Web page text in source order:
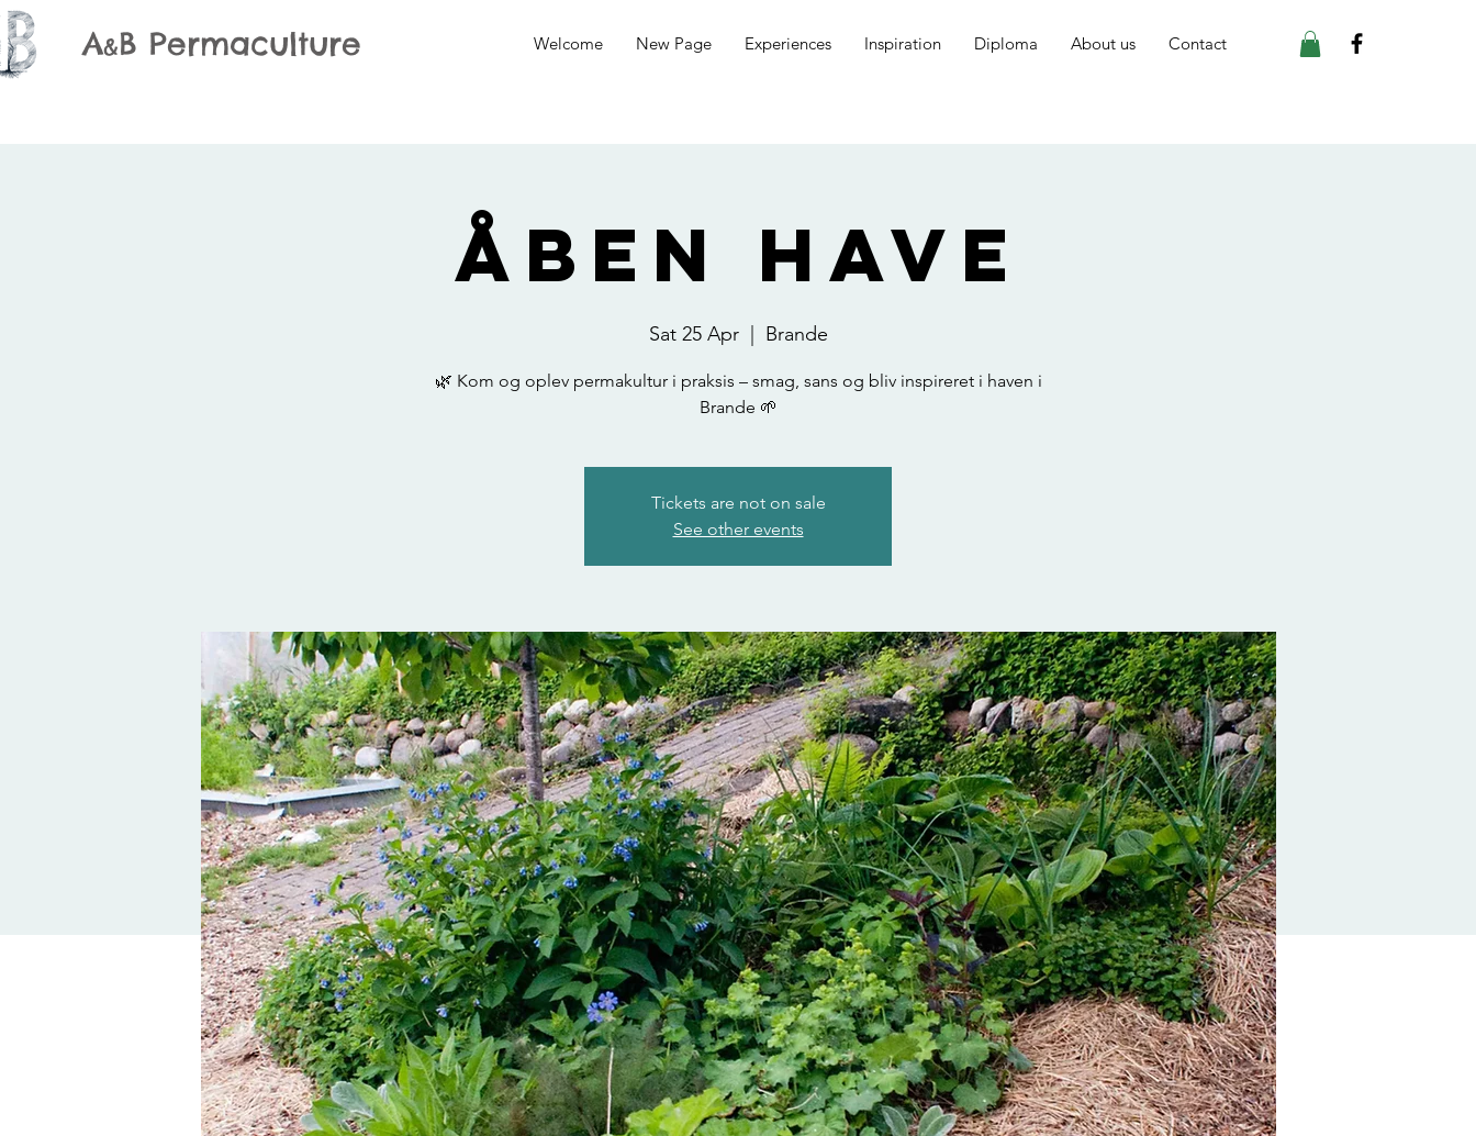
A&B Permaculture Welcome New Page Experiences Inspiration Diploma About us Contact
ÅBEN HAVE
Sat 25 Apr
  |
Brande
🌿 Kom og oplev permakultur i praksis – smag, sans og bliv inspireret i haven i
Brande 🌱
Tickets are not on sale
See other events